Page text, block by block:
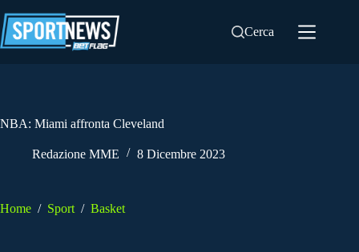
al
contenuto
Cerca
NBA: Miami affronta Cleveland
Redazione MME 8 Dicembre 2023
Home / Sport / Basket